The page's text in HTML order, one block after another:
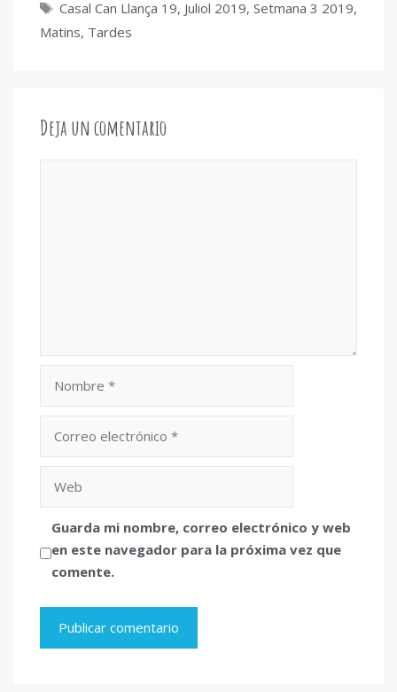
Etiquetas
Casal Can Llança 19, Juliol 2019, Setmana 3 2019,
Matins, Tardes
Deja un comentario
electrónico
Guarda mi nombre, correo electrónico y web
en este navegador para la próxima vez que
comente.